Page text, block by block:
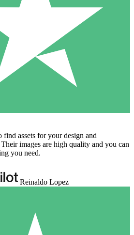
find assets for your design and
images are high quality and you can
you need.
Reinaldo Lopez